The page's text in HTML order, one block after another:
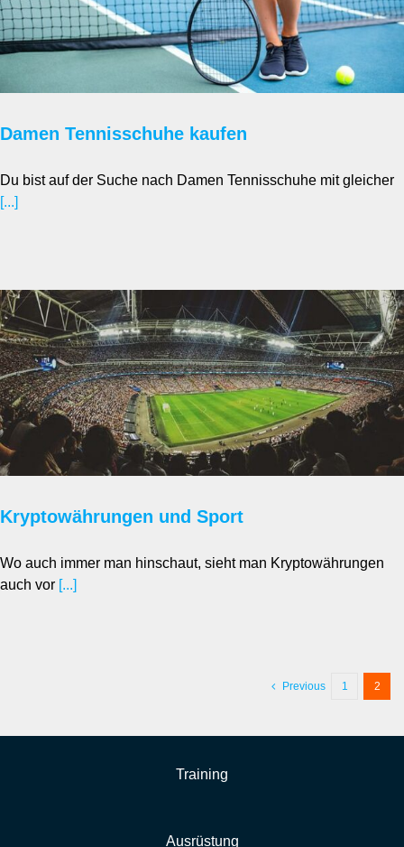
Damen Tennisschuhe kaufen
Du bist auf der Suche nach Damen Tennisschuhe mit gleicher
[...]
Kryptowährungen und Sport
Wo auch immer man hinschaut, sieht man Kryptowährungen
auch vor [...]
Previous 1 2
Training
Ausrüstung